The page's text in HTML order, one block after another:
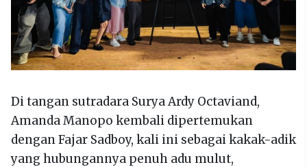
Di tangan sutradara Surya Ardy Octaviand,
Amanda Manopo kembali dipertemukan
dengan Fajar Sadboy, kali ini sebagai kakak-adik
yang hubungannya penuh adu mulut,